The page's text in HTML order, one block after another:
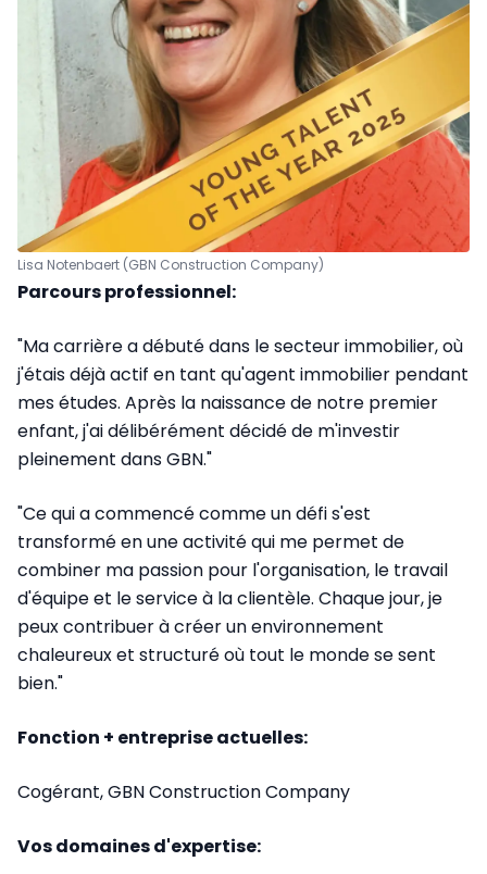
Lisa Notenbaert (GBN Construction Company)
Parcours professionnel:
"Ma carrière a débuté dans le secteur immobilier, où
j'étais déjà actif en tant qu'agent immobilier pendant
mes études. Après la naissance de notre premier
enfant, j'ai délibérément décidé de m'investir
pleinement dans GBN."
"Ce qui a commencé comme un défi s'est
transformé en une activité qui me permet de
combiner ma passion pour l'organisation, le travail
d'équipe et le service à la clientèle. Chaque jour, je
peux contribuer à créer un environnement
chaleureux et structuré où tout le monde se sent
bien."
Fonction + entreprise actuelles:
Cogérant, GBN Construction Company
Vos domaines d'expertise: